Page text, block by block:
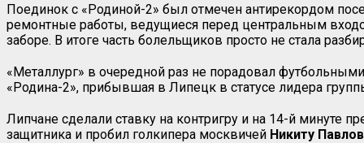
Поединок с «Родиной-2» был отмечен антирекордом
ремонтные работы, ведущиеся перед центральным
заборе. В итоге часть болельщиков просто не стала
«Металлург» в очередной раз не порадовал
«Родина-2», прибывшая в Липецк в статусе лидера
Липчане сделали ставку на контригру и на 14-й минуте
защитника и пробил голкипера москвичей Никиту